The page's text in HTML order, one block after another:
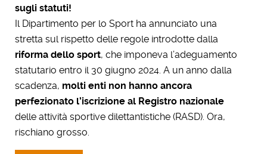
sugli statuti!
Il Dipartimento per lo Sport ha annunciato una
stretta sul rispetto delle regole introdotte dalla
riforma dello sport, che imponeva l’adeguamento
statutario entro il 30 giugno 2024. A un anno dalla
scadenza, molti enti non hanno ancora
perfezionato l’iscrizione al Registro nazionale
delle attività sportive dilettantistiche (RASD). Ora,
rischiano grosso.